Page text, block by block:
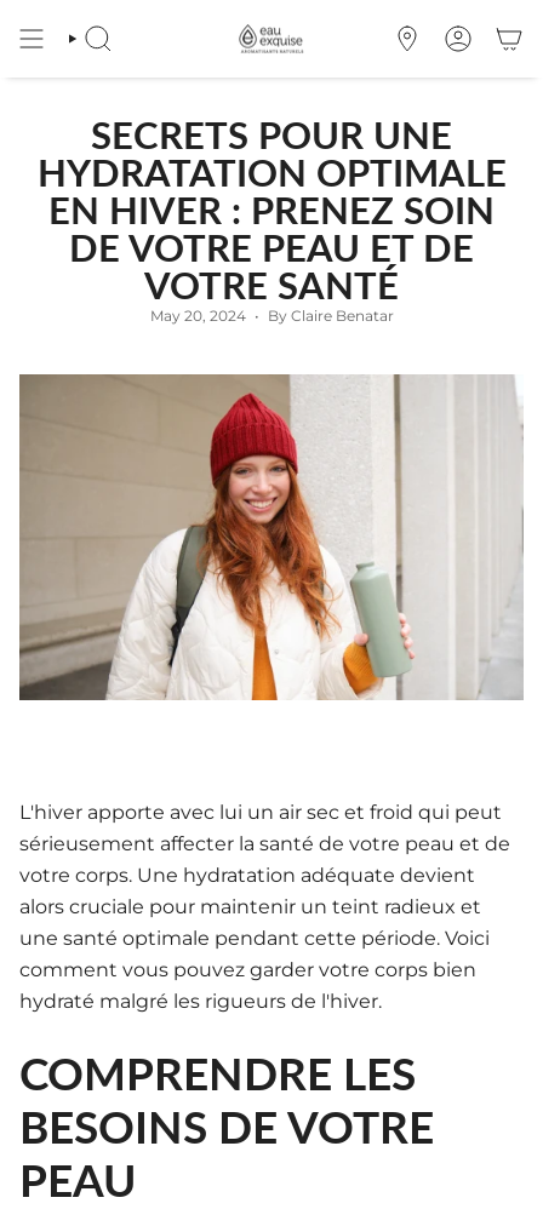
content
SEARCH
OÙ
TROUVER
ACCOUNT
SECRETS POUR UNE
HYDRATATION OPTIMALE
EN HIVER : PRENEZ SOIN
DE VOTRE PEAU ET DE
VOTRE SANTÉ
May 20, 2024 By Claire Benatar
L'hiver apporte avec lui un air sec et froid qui peut
sérieusement affecter la santé de votre peau et de
votre corps. Une hydratation adéquate devient
alors cruciale pour maintenir un teint radieux et
une santé optimale pendant cette période. Voici
comment vous pouvez garder votre corps bien
hydraté malgré les rigueurs de l'hiver.
COMPRENDRE LES
BESOINS DE VOTRE
PEAU